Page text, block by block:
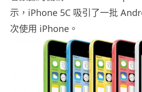
示，iPhone 5C 吸引了一批
次使用 iPhone。